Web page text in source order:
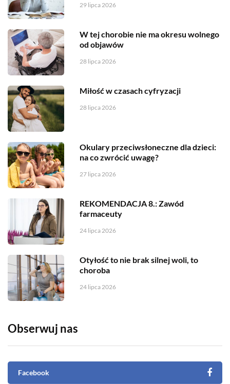
29 lipca 2026
W tej chorobie nie ma okresu wolnego
od objawów
28 lipca 2026
Miłość w czasach cyfryzacji
28 lipca 2026
Okulary przeciwsłoneczne dla dzieci:
na co zwrócić uwagę?
27 lipca 2026
REKOMENDACJA 8.: Zawód
farmaceuty
24 lipca 2026
Otyłość to nie brak silnej woli, to
choroba
24 lipca 2026
Obserwuj nas
Facebook